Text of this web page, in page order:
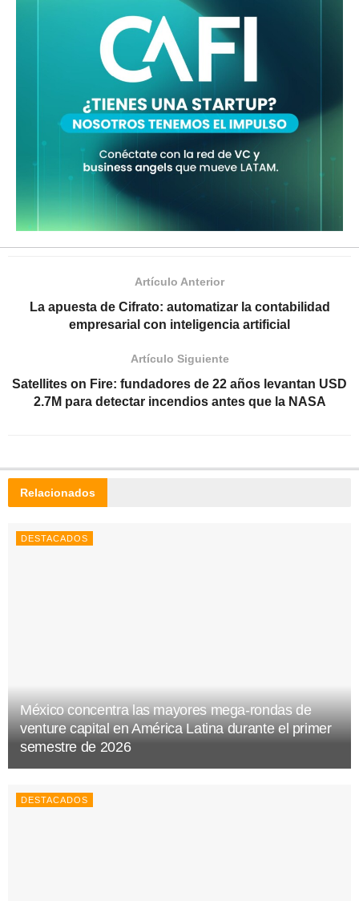
Artículo Anterior
La apuesta de Cifrato: automatizar la contabilidad
empresarial con inteligencia artificial
Artículo Siguiente
Satellites on Fire: fundadores de 22 años levantan USD
2.7M para detectar incendios antes que la NASA
Relacionados
DESTACADOS
México concentra las mayores mega-rondas de
venture capital en América Latina durante el primer
semestre de 2026
DESTACADOS